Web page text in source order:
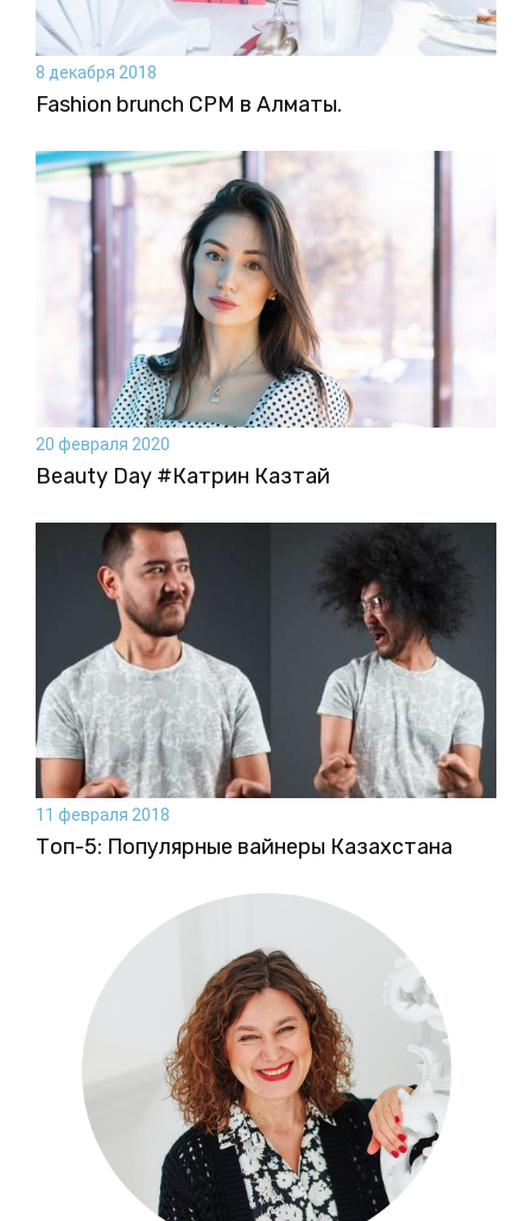
8 декабря 2018
Fashion brunch CPM в Алматы.
20 февраля 2020
Beauty Day #Катрин Казтай
11 февраля 2018
Топ-5: Популярные вайнеры Казахстана